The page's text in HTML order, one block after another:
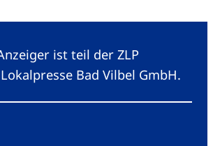
ist teil der ZLP
Bad Vilbel GmbH.